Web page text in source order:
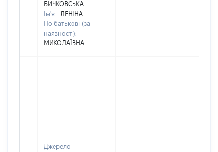
БИЧКОВСЬКА
Ім'я:
ЛЕНІНА
По батькові (за
наявності):
МИКОЛАЇВНА
Джерело